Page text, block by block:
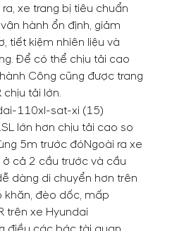
ra, xe trang bị tiêu chuẩn
hành ổn định, giảm
tiết kiệm nhiên liệu và
Để có thể chịu tải cao
Công cũng được trang
tải lớn.
lớn hơn chịu tải cao so
5m trước đóNgoài ra xe
cả 2 cầu trước và cầu
dàng di chuyển hơn trên
khăn, đèo dốc, mấp
trên xe Hyundai